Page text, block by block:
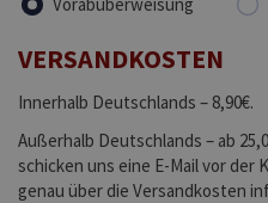
VERSANDKOSTEN
Innerhalb Deutschlands – 8,90€.
Außerhalb Deutschlands – ab
schicken uns eine E-Mail vor der
genau über die Versandkosten